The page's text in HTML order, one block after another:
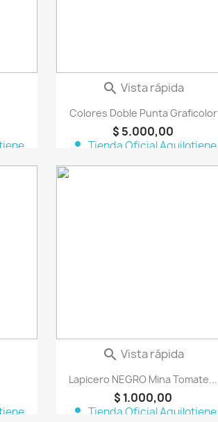
Colores Doble Punta Graficolor
$ 5.000,00
person Tienda Oficial Aquilotiene
 Vista rápida
Lapicero NEGRO Mina Tomate...
$ 1.000,00
person Tienda Oficial Aquilotiene
 Vista rápida